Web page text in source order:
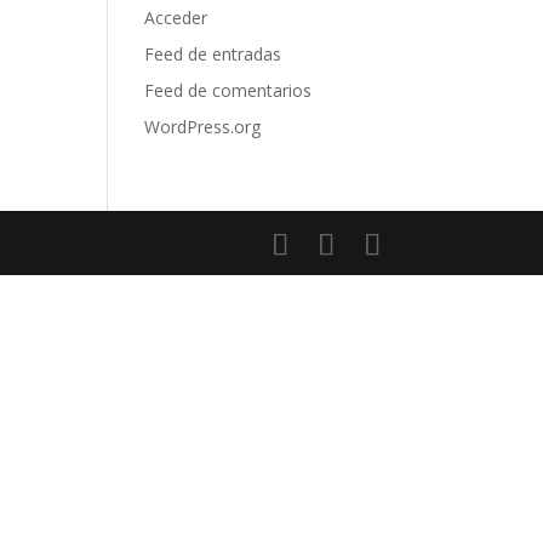
Acceder
Feed de entradas
Feed de comentarios
WordPress.org